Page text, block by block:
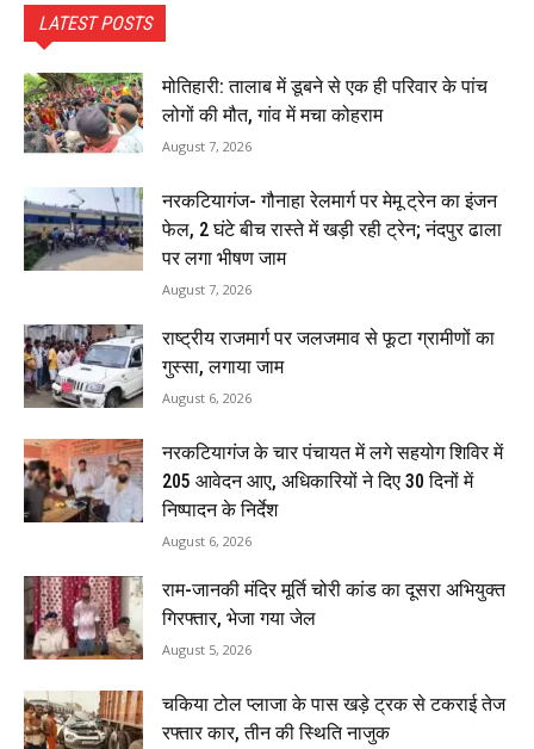
LATEST POSTS
मोतिहारी: तालाब में डूबने से एक ही परिवार के पांच
लोगों की मौत, गांव में मचा कोहराम
August 7, 2026
नरकटियागंज- गौनाहा रेलमार्ग पर मेमू ट्रेन का इंजन
फेल, 2 घंटे बीच रास्ते में खड़ी रही ट्रेन; नंदपुर ढाला
पर लगा भीषण जाम
August 7, 2026
राष्ट्रीय राजमार्ग पर जलजमाव से फूटा ग्रामीणों का
गुस्सा, लगाया जाम
August 6, 2026
नरकटियागंज के चार पंचायत में लगे सहयोग शिविर में
205 आवेदन आए, अधिकारियों ने दिए 30 दिनों में
निष्पादन के निर्देश
August 6, 2026
राम-जानकी मंदिर मूर्ति चोरी कांड का दूसरा अभियुक्त
गिरफ्तार, भेजा गया जेल
August 5, 2026
चकिया टोल प्लाजा के पास खड़े ट्रक से टकराई तेज
रफ्तार कार, तीन की स्थिति नाजुक